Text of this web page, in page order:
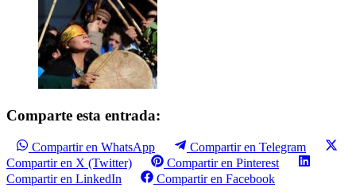
Comparte esta entrada:
Compartir en WhatsApp
Compartir en Telegram
Compartir en X (Twitter)
Compartir en Pinterest
Compartir en LinkedIn
Compartir en Facebook